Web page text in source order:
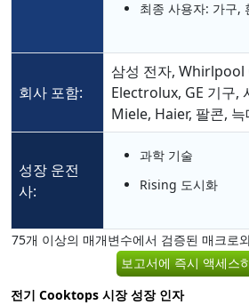
최종 사용자: 가구,
회사 포함:
삼성 전자,
Electrolux, GE 기구,
Miele, Haier, 팔콘, 늑
성장 운전
사:
과학 기술
Rising 도시화
75개 이상의 매개변수에서 검증된 매크로
보고서에 즉시 액세스
전기 Cooktops 시장 성장 인자